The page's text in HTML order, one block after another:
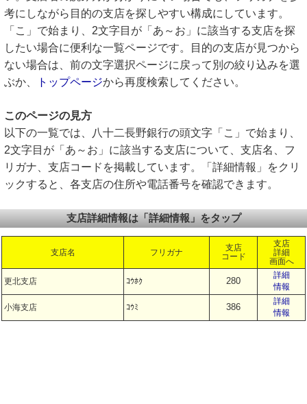
考にしながら目的の支店を探しやすい構成にしています。
「こ」で始まり、2文字目が「あ～お」に該当する支店を探
したい場合に便利な一覧ページです。目的の支店が見つから
ない場合は、前の文字選択ページに戻って別の絞り込みを選
ぶか、
トップページから再度検索してください。
このページの見方
以下の一覧では、八十二長野銀行の頭文字「こ」で始まり、
2文字目が「あ～お」に該当する支店について、支店名、フ
リガナ、支店コードを掲載しています。「詳細情報」をクリ
ックすると、各支店の住所や電話番号を確認できます。
支店詳細情報は「詳細情報」をタップ
支店名 フリガナ
支店
コード
支店
詳細
画面へ
更北支店 ｺｳﾎｸ 280
詳細
情報
小海支店 ｺｳﾐ 386
詳細
情報